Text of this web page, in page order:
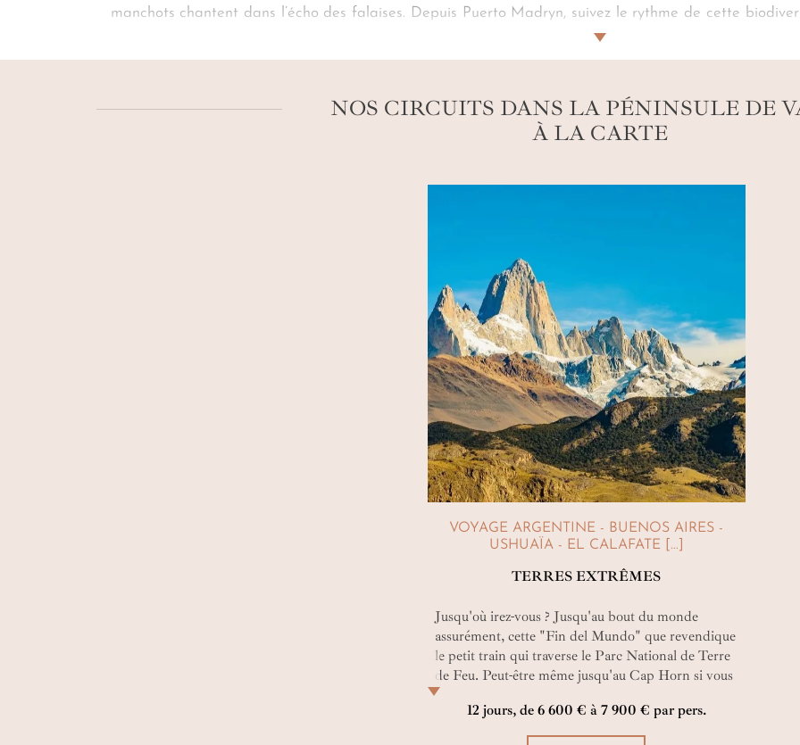
manchots chantent dans l’écho des falaises. Depuis Puerto Madryn, suivez le rythme de cette
conseille de partir aux aurores pour guetter la migration des baleines franches australes. Nos
NOS CIRCUITS DANS LA PÉNINSULE DE
À LA CARTE
VOYAGE ARGENTINE - BUENOS AIRES -
USHUAÏA - EL CALAFATE [...]
TERRES EXTRÊMES
Jusqu'où irez-vous ? Jusqu'au bout du monde
assurément, cette "Fin del Mundo" que revendique
le petit train qui traverse le Parc National de Terre
de Feu. Peut-être même jusqu'au Cap Horn si vous
prolongez ce merveilleux voyage par une croisière
non moins excitante.
12 jours, de 6 600 € à 7 900 € par pers.